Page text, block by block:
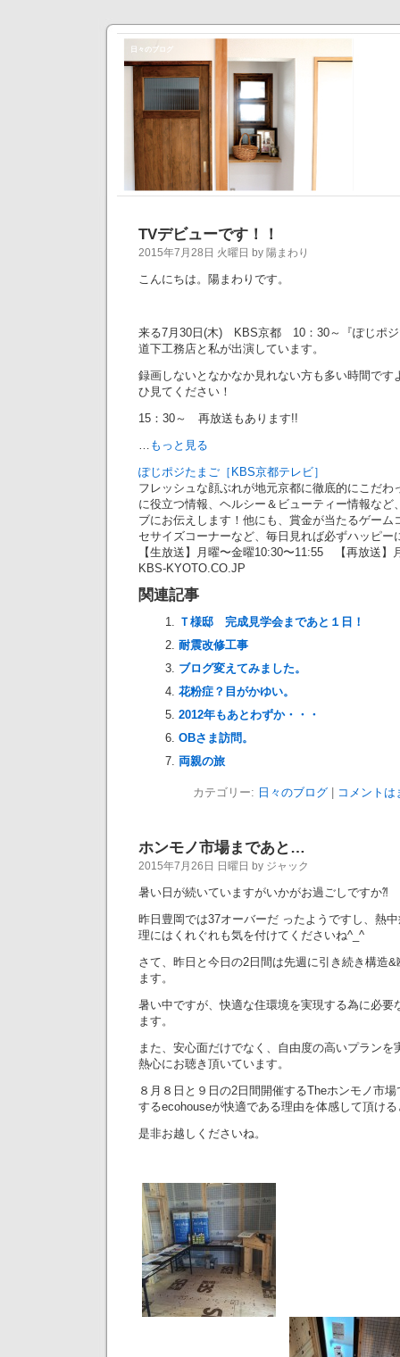
日々のブログ
TVデビューです！！
2015年7月28日 火曜日 by 陽まわり
こんにちは。陽まわりです。
来る7月30日(木) KBS京都 10：30～『ぽじポジ
道下工務店と私が出演しています。
録画しないとなかなか見れない方も多い時間です
ひ見てください！
15：30～ 再放送もあります!!
… もっと見る
ぽじポジたまご［KBS京都テレビ］
フレッシュな顔ぶれが地元京都に徹底的にこだわ
に役立つ情報、ヘルシー＆ビューティー情報など
ブにお伝えします！他にも、賞金が当たるゲーム
セサイズコーナーなど、毎日見れば必ずハッピー
【生放送】月曜〜金曜10:30〜11:55 【再放送】
KBS-KYOTO.CO.JP
関連記事
Ｔ様邸 完成見学会まであと１日！
耐震改修工事
ブログ変えてみました。
花粉症？目がかゆい。
2012年もあとわずか・・・
OBさま訪問。
両親の旅
カテゴリー: 日々のブログ| コメントは
ホンモノ市場まであと…
2015年7月26日 日曜日 by ジャック
暑い日が続いていますがいかがお過ごしですか⁈
昨日豊岡では37オーバーだ ったようですし、熱
理にはくれぐれも気を付けてくださいね^_^
さて、昨日と今日の2日間は先週に引き続き構造
ます。
暑い中ですが、快適な住環境を実現する為に必要
ます。
また、安心面だけでなく、自由度の高いプランを
熱心にお聴き頂いています。
８月８日と９日の2日間開催するTheホンモノ市
するecohouseが快適である理由を体感して頂け
是非お越しくださいね。